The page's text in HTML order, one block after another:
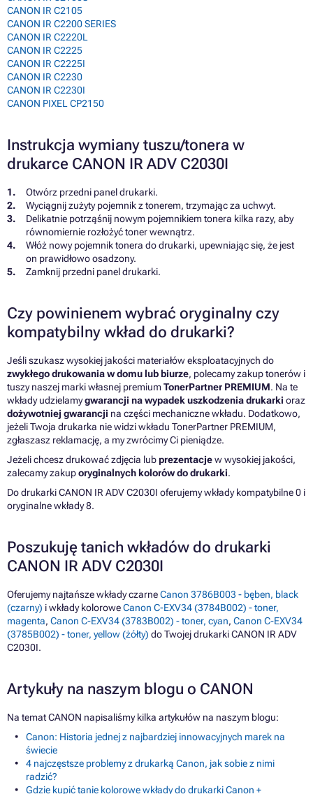
CANON IR C2105
CANON IR C2200 SERIES
CANON IR C2220L
CANON IR C2225
CANON IR C2225I
CANON IR C2230
CANON IR C2230I
CANON PIXEL CP2150
Instrukcja wymiany tuszu/tonera w
drukarce CANON IR ADV C2030I
Otwórz przedni panel drukarki.
Wyciągnij zużyty pojemnik z tonerem, trzymając za uchwyt.
Delikatnie potrząśnij nowym pojemnikiem tonera kilka razy, aby
równomiernie rozłożyć toner wewnątrz.
Włóż nowy pojemnik tonera do drukarki, upewniając się, że jest
on prawidłowo osadzony.
Zamknij przedni panel drukarki.
Czy powinienem wybrać oryginalny czy
kompatybilny wkład do drukarki?
Jeśli szukasz wysokiej jakości materiałów eksploatacyjnych do
zwykłego drukowania w domu lub biurze, polecamy zakup tonerów i
tuszy naszej marki własnej premiumTonerPartner PREMIUM. Na te
wkłady udzielamygwarancji na wypadek uszkodzenia drukarki oraz
dożywotniej gwarancji na części mechaniczne wkładu. Dodatkowo,
jeżeli Twoja drukarka nie widzi wkładu TonerPartner PREMIUM,
zgłaszasz reklamację, a my zwrócimy Ci pieniądze.
Jeżeli chcesz drukować zdjęcia lubprezentacjew wysokiej jakości,
zalecamy zakuporyginalnych kolorów do drukarki.
Do drukarki CANON IR ADV C2030I oferujemy wkłady kompatybilne 0 i
oryginalne wkłady 8.
Poszukuję tanich wkładów do drukarki
CANON IR ADV C2030I
Oferujemy najtańsze wkłady czarneCanon 3786B003 - bęben, black
(czarny) i wkłady koloroweCanon C-EXV34 (3784B002) - toner,
magenta, Canon C-EXV34 (3783B002) - toner, cyan, Canon C-EXV34
(3785B002) - toner, yellow (żółty) do Twojej drukarki CANON IR ADV
C2030I.
Artykuły na naszym blogu o CANON
Na temat CANON napisaliśmy kilka artykułów na naszym blogu:
Canon: Historia jednej z najbardziej innowacyjnych marek na
świecie
4 najczęstsze problemy z drukarką Canon, jak sobie z nimi
radzić?
Gdzie kupić tanie kolorowe wkłady do drukarki Canon +